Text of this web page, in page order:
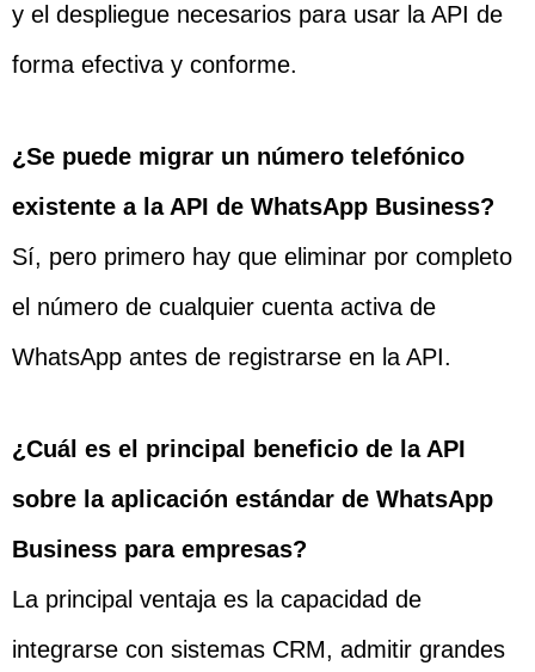
y el despliegue necesarios para usar la API de
forma efectiva y conforme.
¿Se puede migrar un número telefónico
existente a la API de WhatsApp Business?
Sí, pero primero hay que eliminar por completo
el número de cualquier cuenta activa de
WhatsApp antes de registrarse en la API.
¿Cuál es el principal beneficio de la API
sobre la aplicación estándar de WhatsApp
Business para empresas?
La principal ventaja es la capacidad de
integrarse con sistemas CRM, admitir grandes